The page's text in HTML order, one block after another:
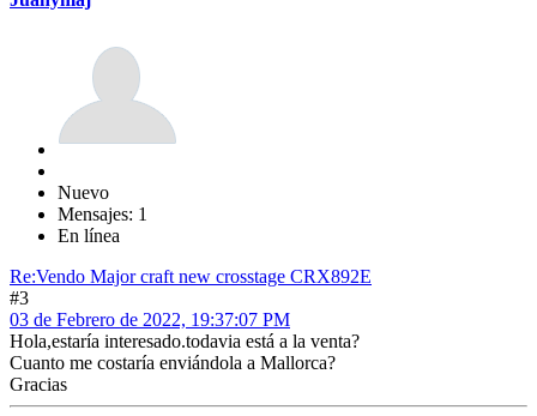
Nuevo
Mensajes: 1
En línea
Re:Vendo Major craft new crosstage CRX892E
#3
03 de Febrero de 2022, 19:37:07 PM
Hola,estaría interesado.todavia está a la venta?
Cuanto me costaría enviándola a Mallorca?
Gracias